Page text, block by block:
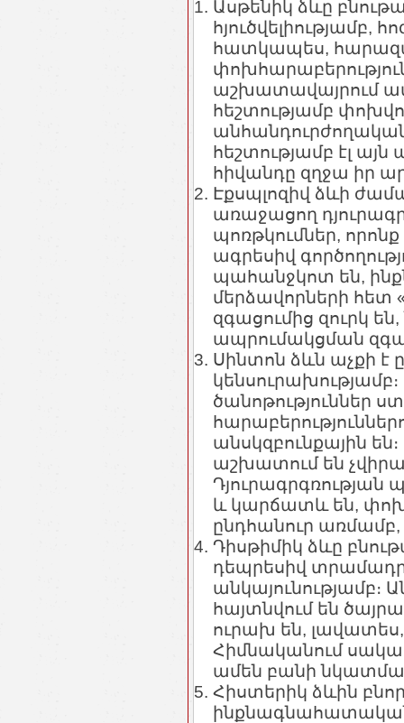
Ասթենիկ ձևը
հյուծվելիությամբ,
հատկապես,
աշխատավայրում
հեշտությամբ
հեշտությամբ էլ
հիվանդը զղջա իր
Էքսպլոզիվ ձևի
առաջացող
պոռթկումներ, որոնք
ագրեսիվ
պահանջկոտ են,
մերձավորների հետ
զգացումից զուրկ
ապրումակցման
Սինտոն ձևն աչքի է
ծանոթություններ
անսկզբունքային
աշխատում են
Դյուրագրգռության
և կարճատև են,
ընդհանուր առմամբ,
Դիսթիմիկ ձևը
դեպրեսիվ
հայտնվում են
ուրախ են, լավատես,
Հիմնականում
ամեն բանի
Հիստերիկ ձևին